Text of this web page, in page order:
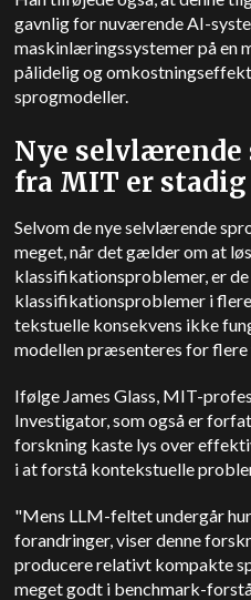
gavnlig for nuværende AI-
maskinlæringssystemer på en
pålidelig og
sprogmodeller.
Nye
fra MIT er
Selvom de nye selvlærende
meget, når det gælder om at
klassifikationsproblemer, er
klassifikationsproblemer i
tekstuelle konsekvens ikke
modellen præsenteres for flere
Ifølge James Glass, MIT-
Investigator, som også er
forskning kaste lys over
i at forstå kontekstuelle
"Mens LLM-feltet undergår
forandringer, viser denne
producere relativt kompakte
meget godt i benchmark-